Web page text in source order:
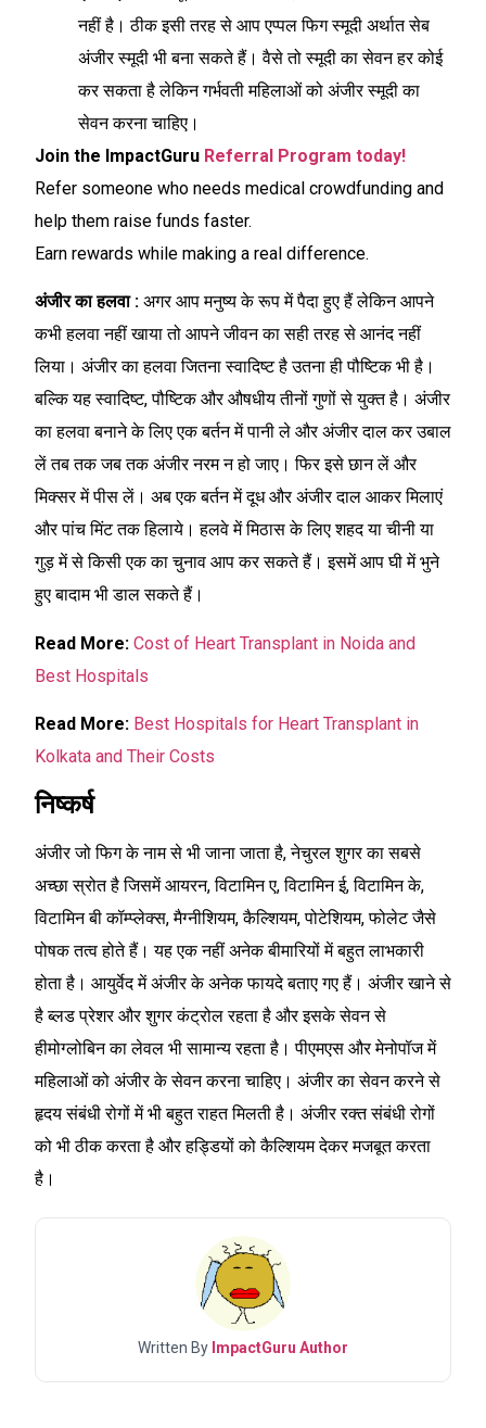
नहीं है। ठीक इसी तरह से आप एप्पल फिग स्मूदी अर्थात सेब
अंजीर स्मूदी भी बना सकते हैं। वैसे तो स्मूदी का सेवन हर कोई
कर सकता है लेकिन गर्भवती महिलाओं को अंजीर स्मूदी का
सेवन करना चाहिए।
Join the ImpactGuru Referral Program today!
Refer someone who needs medical crowdfunding and
help them raise funds faster.
Earn rewards while making a real difference.
अंजीर का हलवा : अगर आप मनुष्य के रूप में पैदा हुए हैं लेकिन आपने
कभी हलवा नहीं खाया तो आपने जीवन का सही तरह से आनंद नहीं
लिया। अंजीर का हलवा जितना स्वादिष्ट है उतना ही पौष्टिक भी है।
बल्कि यह स्वादिष्ट, पौष्टिक और औषधीय तीनों गुणों से युक्त है। अंजीर
का हलवा बनाने के लिए एक बर्तन में पानी ले और अंजीर दाल कर उबाल
लें तब तक जब तक अंजीर नरम न हो जाए। फिर इसे छान लें और
मिक्सर में पीस लें। अब एक बर्तन में दूध और अंजीर दाल आकर मिलाएं
और पांच मिंट तक हिलाये। हलवे में मिठास के लिए शहद या चीनी या
गुड़ में से किसी एक का चुनाव आप कर सकते हैं। इसमें आप घी में भुने
हुए बादाम भी डाल सकते हैं।
Read More: Cost of Heart Transplant in Noida and
Best Hospitals
Read More: Best Hospitals for Heart Transplant in
Kolkata and Their Costs
निष्कर्ष
अंजीर जो फिग के नाम से भी जाना जाता है, नेचुरल शुगर का सबसे
अच्छा स्रोत है जिसमें आयरन, विटामिन ए, विटामिन ई, विटामिन के,
विटामिन बी कॉम्प्लेक्स, मैग्नीशियम, कैल्शियम, पोटेशियम, फोलेट जैसे
पोषक तत्व होते हैं। यह एक नहीं अनेक बीमारियों में बहुत लाभकारी
होता है। आयुर्वेद में अंजीर के अनेक फायदे बताए गए हैं। अंजीर खाने से
है ब्लड प्रेशर और शुगर कंट्रोल रहता है और इसके सेवन से
हीमोग्लोबिन का लेवल भी सामान्य रहता है। पीएमएस और मेनोपॉज में
महिलाओं को अंजीर के सेवन करना चाहिए। अंजीर का सेवन करने से
हृदय संबंधी रोगों में भी बहुत राहत मिलती है। अंजीर रक्त संबंधी रोगों
को भी ठीक करता है और हड्डियों को कैल्शियम देकर मजबूत करता
है।
Written By ImpactGuru Author